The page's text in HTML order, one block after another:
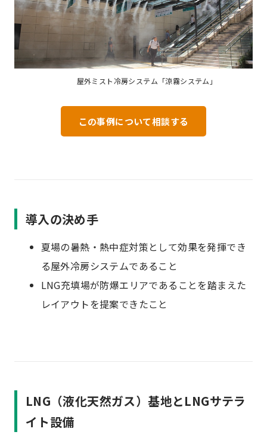
屋外ミスト冷房システム「涼霧システム」
この事例について相談する
導入の決め手
夏場の暑熱・熱中症対策として効果を発揮でき
る屋外冷房システムであること
LNG充填場が防爆エリアであることを踏まえた
レイアウトを提案できたこと
LNG（液化天然ガス）基地とLNGサテラ
イト設備